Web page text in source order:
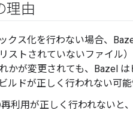
理由
クス化を行わない場合、
ストされていないファイル
かが変更されても、Bazel
ルドが正しく行われない可能
利用が正しく行われないと